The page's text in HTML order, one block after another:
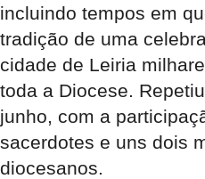
incluindo tempos em
tradição de uma
cidade de Leiria
toda a Diocese.
junho, com a
sacerdotes e uns dois
diocesanos.